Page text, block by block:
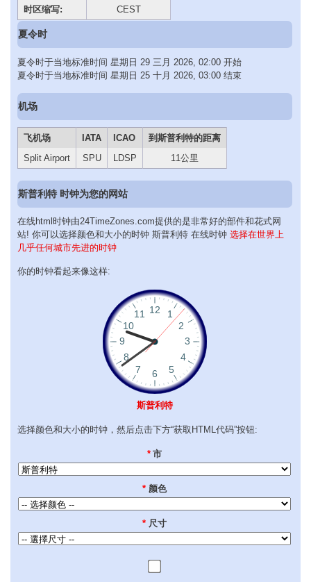
时区缩写:
CEST
夏令时
夏令时于当地标准时间 星期日 29 三月 2026, 02:00 开始
夏令时于当地标准时间 星期日 25 十月 2026, 03:00 结束
机场
飞机场 IATA ICAO
到斯普利特的距离
Split Airport
SPU LDSP 11公里
斯普利特 时钟为您的网站
在线html时钟由24TimeZones.com提供的是非常好的部件和花式网
站! 你可以选择颜色和大小的时钟 斯普利特 在线时钟 选择在世界上
几乎任何城市先进的时钟
你的时钟看起来像这样:
斯普利特
选择颜色和大小的时钟，然后点击下方“获取HTML代码”按钮:
* 市
* 颜色
* 尺寸